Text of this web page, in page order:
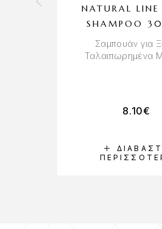
NATURAL LINE
SHAMPOO
Σαμπουάν για
Ταλαιπωρημένα
8.10€